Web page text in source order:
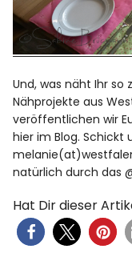
Und, was näht Ihr so
Nähprojekte aus
veröffentlichen wir
hier im Blog. Schickt
natürlich durch das
Hat Dir dieser